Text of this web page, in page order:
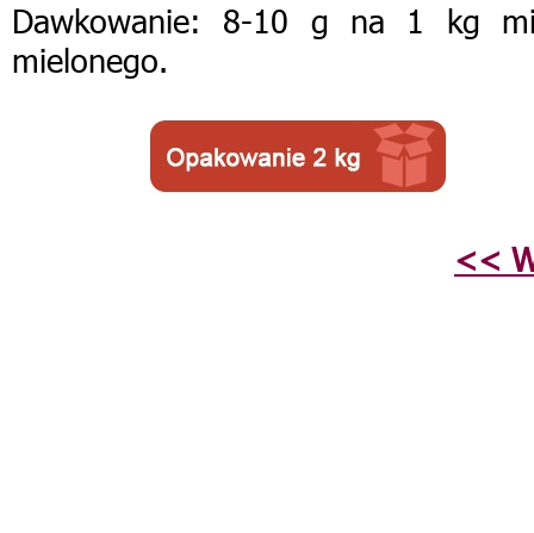
Dawkowanie: 8-10 g na 1 kg
mielonego.
<<